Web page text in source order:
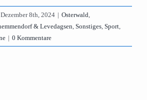
Dezember 8th, 2024 | Osterwald,
& Levedagsen, Sonstiges, Sport,
| 0 Kommentare